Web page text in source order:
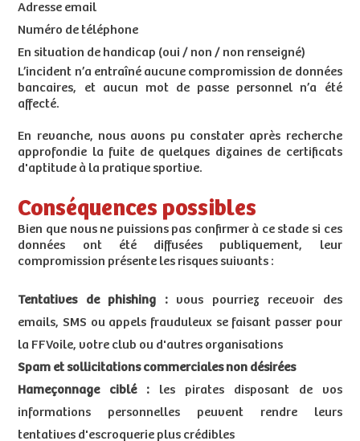
Adresse email
Numéro de téléphone
En situation de handicap (oui / non / non renseigné)
L’incident n’a entraîné aucune compromission de données
bancaires, et aucun mot de passe personnel n’a été
affecté.
En revanche, nous avons pu constater après recherche
approfondie la fuite de quelques dizaines de certificats
d'aptitude à la pratique sportive.
Conséquences possibles
Bien que nous ne puissions pas confirmer à ce stade si ces
données ont été diffusées publiquement, leur
compromission présente les risques suivants :
Tentatives de phishing :vous pourriez recevoir des
emails, SMS ou appels frauduleux se faisant passer pour
la FFVoile, votre club ou d'autres organisations
Spam et sollicitations commerciales non désirées
Hameçonnage ciblé : les pirates disposant de vos
informations personnelles peuvent rendre leurs
tentatives d'escroquerie plus crédibles